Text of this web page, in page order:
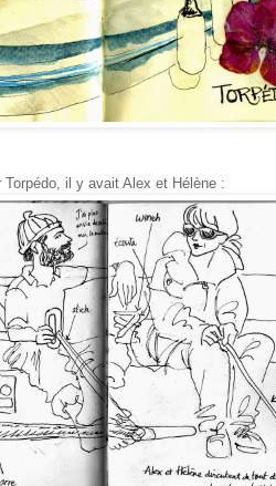
Torpédo, il y avait Alex et Hélène :